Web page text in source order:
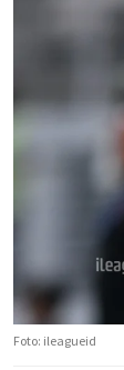
Foto: ileagueid